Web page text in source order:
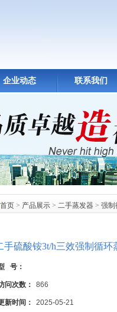
企业动态 联系我们
首页 > 产品展示 > 二手蒸发器 > 强制
手硫酸铵3t/h三效强制循环
号：
问次数： 866
新时间： 2025-05-21